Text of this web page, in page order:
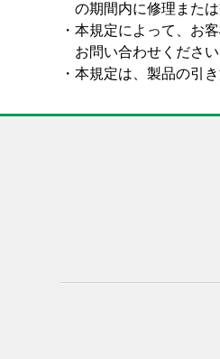
の期間内に修理また
・本規定によって、お
お問い合わせください
・本規定は、製品の引